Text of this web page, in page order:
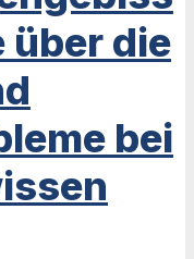
über die
bei